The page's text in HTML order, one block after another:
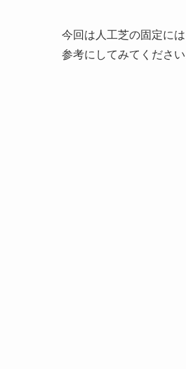
今回は人工芝の固定に
参考にしてみてください